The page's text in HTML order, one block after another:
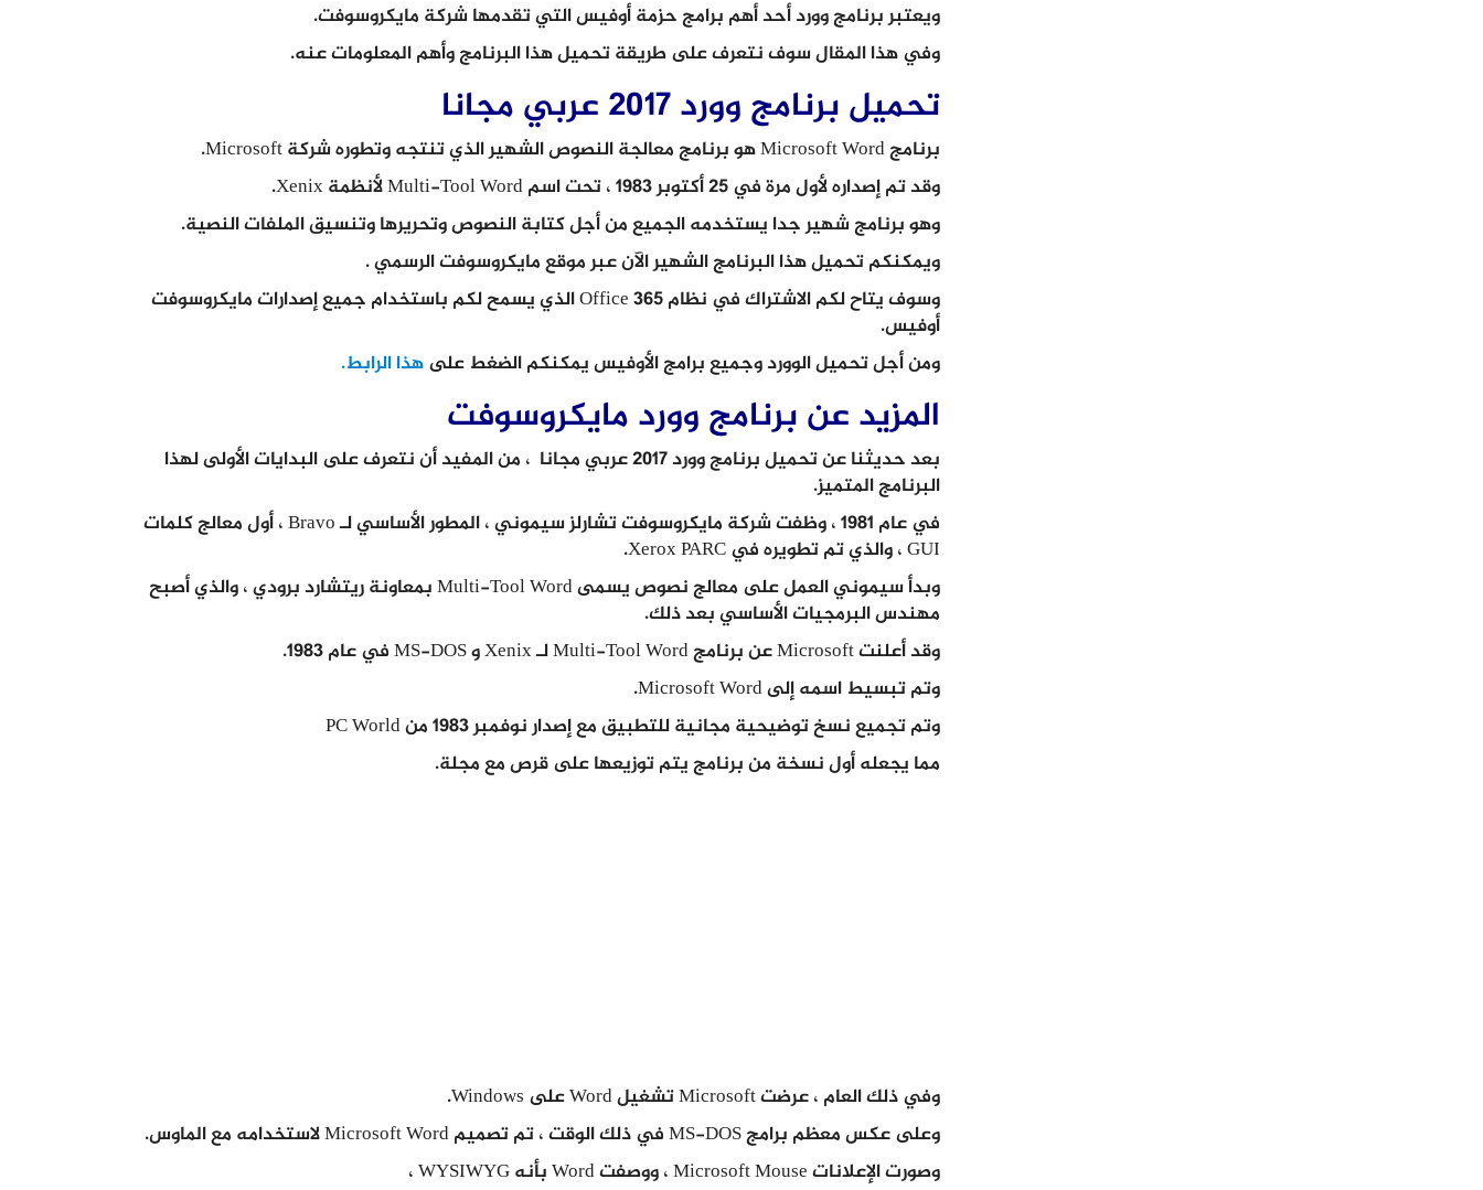
ويعتبر برنامج وورد أحد أهم برامج حزمة أوفيس التي تقدمها شركة مايكروسوفت.
وفي هذا المقال سوف نتعرف على طريقة تحميل هذا البرنامج وأهم المعلومات عنه.
تحميل برنامج وورد 2017 عربي مجانا
برنامج Microsoft Word هو برنامج معالجة النصوص الشهير الذي تنتجه وتطوره شركة Microsoft.
وقد تم إصداره لأول مرة في 25 أكتوبر 1983 ، تحت اسم Multi-Tool Word لأنظمة Xenix.
وهو برنامج شهير جدا يستخدمه الجميع من أجل كتابة النصوص وتحريرها وتنسيق الملفات النصية.
ويمكنكم تحميل هذا البرنامج الشهير الآن عبر موقع مايكروسوفت الرسمي .
وسوف يتاح لكم الاشتراك في نظام Office 365 الذي يسمح لكم باستخدام جميع إصدارات مايكروسوفت
أوفيس.
ومن أجل تحميل الوورد وجميع برامج الأوفيس يمكنكم الضغط علىهذا الرابط.
المزيد عن برنامج وورد مايكروسوفت
بعد حديثنا عن تحميل برنامج وورد 2017 عربي مجانا ، من المفيد أن نتعرف على البدايات الأولى لهذا
البرنامج المتميز.
في عام 1981 ، وظفت شركة مايكروسوفت تشارلز سيموني ، المطور الأساسي لـ Bravo ، أول معالج كلمات
GUI ، والذي تم تطويره في Xerox PARC.
وبدأ سيموني العمل على معالج نصوص يسمى Multi-Tool Word بمعاونة ريتشارد برودي ، والذي أصبح
مهندس البرمجيات الأساسي بعد ذلك.
وقد أعلنت Microsoft عن برنامج Multi-Tool Word لـ Xenix و MS-DOS في عام 1983.
وتم تبسيط اسمه إلى Microsoft Word.
وتم تجميع نسخ توضيحية مجانية للتطبيق مع إصدار نوفمبر 1983 من PC World
مما يجعله أول نسخة من برنامج يتم توزيعها على قرص مع مجلة.
وفي ذلك العام ، عرضت Microsoft تشغيل Word على Windows.
وعلى عكس معظم برامج MS-DOS في ذلك الوقت ، تم تصميم Microsoft Word لاستخدامه مع الماوس.
وصورت الإعلانات Microsoft Mouse ، ووصفت Word بأنه WYSIWYG ،